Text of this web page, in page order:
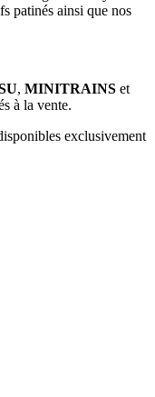
patinés ainsi que nos
, MINITRAINS et
à la vente.
exclusivement